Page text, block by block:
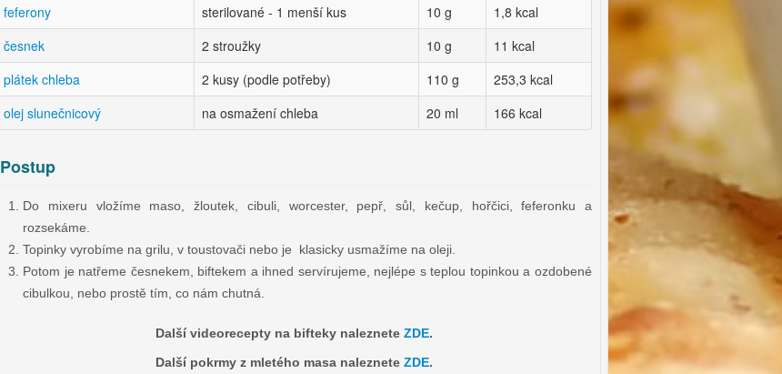
feferony
sterilované - 1 menší kus 10 g
1,8 kcal
česnek
2 stroužky 10 g
11 kcal
plátek chleba
2 kusy (podle potřeby) 110 g
253,3 kcal
olej slunečnicový
na osmažení chleba 20 ml 166 kcal
Postup
Do mixeru vložíme maso, žloutek, cibuli, worcester, pepř, sůl, kečup, hořčici, feferonku a
rozsekáme.
Topinky vyrobíme na grilu, v toustovači nebo je klasicky usmažíme na oleji.
Potom je natřeme česnekem, biftekem a ihned servírujeme, nejlépe s teplou topinkou a ozdobené
cibulkou, nebo prostě tím, co nám chutná.
Další videorecepty na bifteky naleznete ZDE.
Další pokrmy z mletého masa naleznete ZDE.